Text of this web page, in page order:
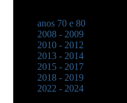
anos 70 e 80
2008 - 2009
2010 - 2012
2013 - 2014
2015 - 2017
2018 - 2019
2022 - 2024